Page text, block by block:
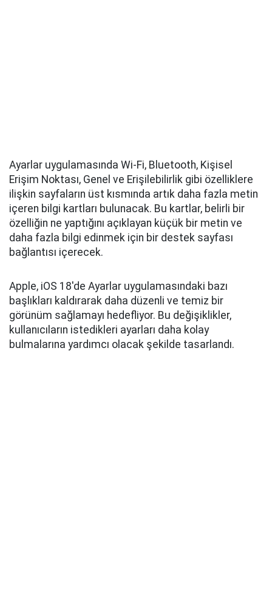
Ayarlar uygulamasında Wi-Fi, Bluetooth, Kişisel
Erişim Noktası, Genel ve Erişilebilirlik gibi özelliklere
ilişkin sayfaların üst kısmında artık daha fazla metin
içeren bilgi kartları bulunacak. Bu kartlar, belirli bir
özelliğin ne yaptığını açıklayan küçük bir metin ve
daha fazla bilgi edinmek için bir destek sayfası
bağlantısı içerecek.
Apple, iOS 18'de Ayarlar uygulamasındaki bazı
başlıkları kaldırarak daha düzenli ve temiz bir
görünüm sağlamayı hedefliyor. Bu değişiklikler,
kullanıcıların istedikleri ayarları daha kolay
bulmalarına yardımcı olacak şekilde tasarlandı.